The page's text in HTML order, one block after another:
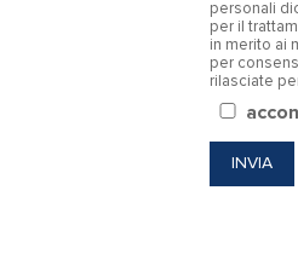
personali
per il
in merito ai
per
rilasciate